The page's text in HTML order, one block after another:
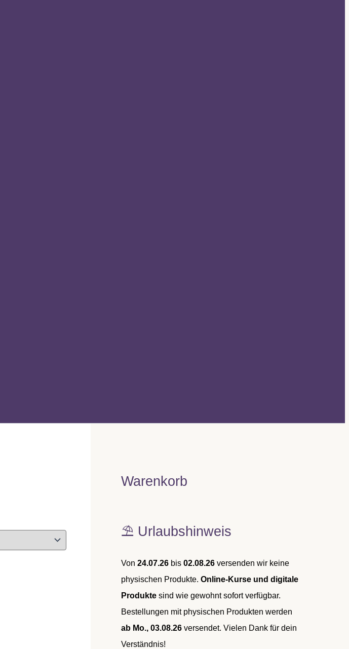
Warenkorb
⛱️ Urlaubshinweis
Von 24.07.26 bis 02.08.26 versenden wir keine
physischen Produkte. Online-Kurse und digitale
Produkte sind wie gewohnt sofort verfügbar.
Bestellungen mit physischen Produkten werden
ab Mo., 03.08.26 versendet. Vielen Dank für dein
Verständnis!